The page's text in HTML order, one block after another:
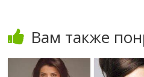
Вам также